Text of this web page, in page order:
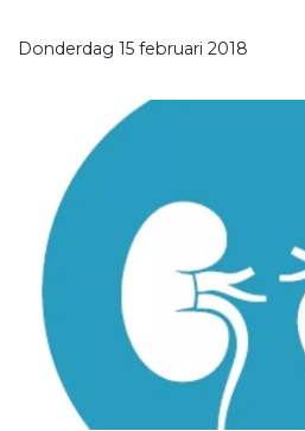
Donderdag 15 februari 2018